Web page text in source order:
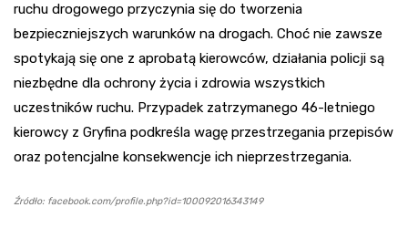
ruchu drogowego przyczynia się do tworzenia
bezpieczniejszych warunków na drogach. Choć nie zawsze
spotykają się one z aprobatą kierowców, działania policji są
niezbędne dla ochrony życia i zdrowia wszystkich
uczestników ruchu. Przypadek zatrzymanego 46-letniego
kierowcy z Gryfina podkreśla wagę przestrzegania przepisów
oraz potencjalne konsekwencje ich nieprzestrzegania.
Źródło: facebook.com/profile.php?id=100092016343149